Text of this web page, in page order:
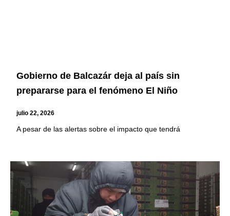
Gobierno de Balcazár deja al país sin
prepararse para el fenómeno El Niño
julio 22, 2026
A pesar de las alertas sobre el impacto que tendrá